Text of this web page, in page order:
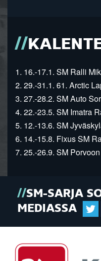
1. 16.-17.1. SM Ralli
2. 29.-31.1. 61. Arctic
3. 27.-28.2. SM Auto
4. 22.-23.5. SM Imatra
5. 12.-13.6. SM
6. 14.-15.8. Fixus SM
7. 25.-26.9. SM
SM-SARJA
MEDIASSA